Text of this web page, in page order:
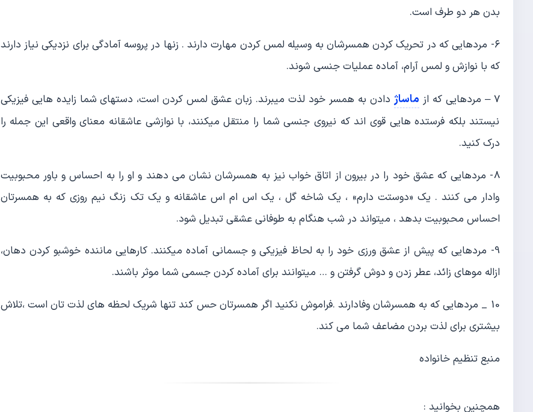
بدن هر دو طرف است.
۶- مردهایی که در تحریک کردن همسرشان به وسیله لمس کردن مهارت دارند . زنها در پروسه آمادگی برای نزدیکی نیاز دارند
که با نوازش و لمس آرام، آماده عملیات جنسی شوند.
7 – مردهایی که از ماساژ دادن به همسر خود لذت میبرند. زبان عشق لمس کردن است، دستهای شما زایده هایی فیزیکی
نیستند بلکه فرستده هایی قوی اند که نیروی جنسی شما را منتقل میکنند، با نوازشی عاشقانه معنای واقعی این جمله را
درک کنید.
8- مردهایی که عشق خود را در بیرون از اتاق خواب نیز به همسرشان نشان می دهند و او را به احساس و باور محبوبیت
وادار می کنند . یک «دوستت دارم» ، یک شاخه گل ، یک اس ام اس عاشقانه و یک تک زنگ نیم روزی که به همسرتان
احساس محبوبیت بدهد ، میتواند در شب هنگام به طوفانی عشقی تبدیل شود.
9- مردهایی که پیش از عشق ورزی خود را به لحاظ فیزیکی و جسمانی آماده میکنند. کارهایی ماننده خوشبو کردن دهان،
ازاله موهای زائد، عطر زدن و دوش گرفتن و … میتوانند برای آماده کردن جسمی شما موثر باشند.
10 _ مردهایی که به همسرشان وفادارند .فراموش نکنید اگر همسرتان حس کند تنها شریک لحظه های لذت تان است ،تلاش
بیشتری برای لذت بردن مضاعف شما می کند.
منبع تنظیم خانواده
همچنین بخوانید :